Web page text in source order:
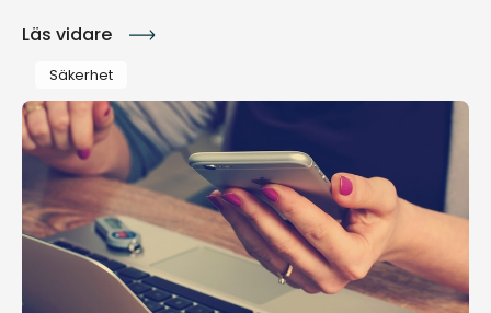
Läs vidare
Säkerhet